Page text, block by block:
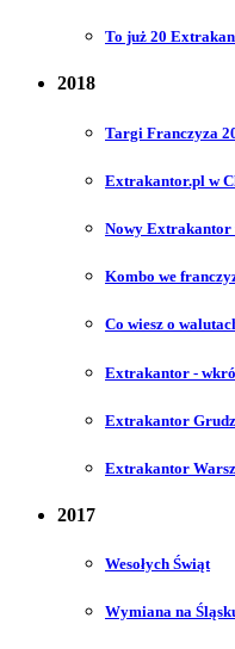
To już 20
2018
Targi Franczyza
Extrakantor.pl w
Nowy Extrakantor
Kombo we
Co wiesz o
Extrakantor -
Extrakantor
Extrakantor
2017
Wesołych Świąt
Wymiana na